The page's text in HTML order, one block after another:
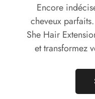
Encore
cheveux
She Hair
et transformez